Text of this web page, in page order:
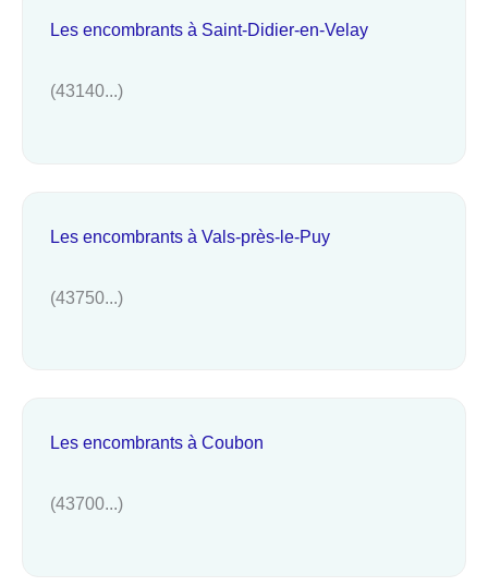
Les encombrants à Saint-Didier-en-Velay
(43140...)
Les encombrants à Vals-près-le-Puy
(43750...)
Les encombrants à Coubon
(43700...)